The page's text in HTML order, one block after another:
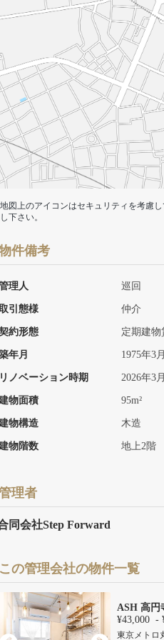
図上のアイコンはセキュリティを考慮
下さい。
件備考
理人 巡回
引態様 仲介
約形態 定期建物
年月 1975年3月
ノベーション時期 2026年3月
物面積 95m²
物構造 木造
物階数 地上2階
理者
同会社Step Forward
の管理会社の物件一覧
ASH 高円
¥43,000 -
東京メト